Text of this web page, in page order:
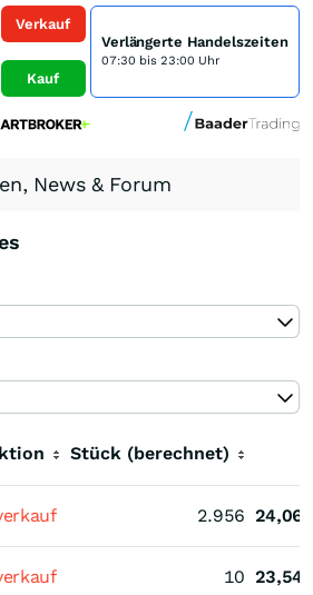
Verkauf
Kauf
Verlängerte Handelszeiten
07:30 bis 23:00 Uhr
News & Forum
Stück (berechnet)
2.956 24,060
10 23,540